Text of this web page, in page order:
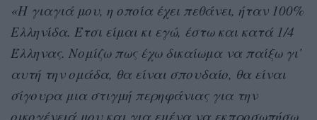
«Η γιαγιά μου, η οποία έχει πεθάνει, ήταν 100%
Ελληνίδα. Έτσι είμαι κι εγώ, έστω και κατά 1/4
Έλληνας. Νομίζω πως έχω δικαίωμα να παίξω γι’
αυτή την ομάδα, θα είναι σπουδαίο, θα είναι
σίγουρα μια στιγμή περηφάνιας για την
οικογένειά μου και για εμένα να εκπροσωπήσω